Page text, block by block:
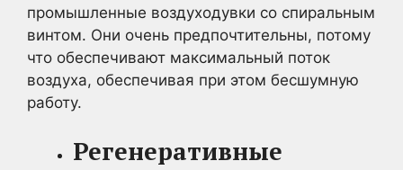
промышленные воздуходувки со спиральным
винтом. Они очень предпочтительны, потому
что обеспечивают максимальный поток
воздуха, обеспечивая при этом бесшумную
работу.
Регенеративные